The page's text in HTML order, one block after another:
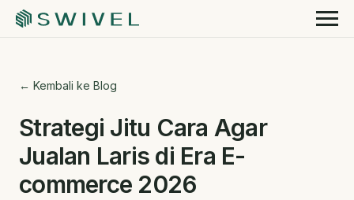
← Kembali ke Blog
Strategi Jitu Cara Agar
Jualan Laris di Era E-
commerce 2026